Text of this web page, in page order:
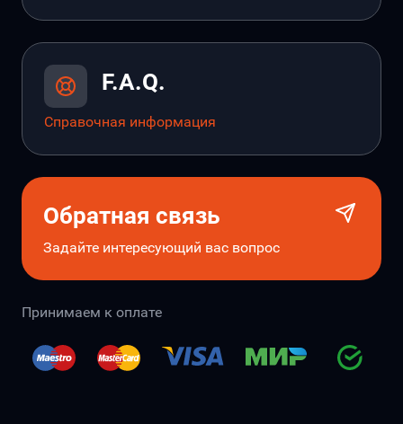
F.A.Q.
Справочная информация
Обратная связь
Задайте интересующий вас вопрос
Принимаем к оплате